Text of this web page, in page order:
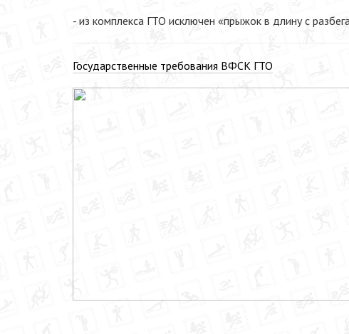
- из комплекса ГТО исключен «прыжок в длину с
Государственные требования ВФСК ГТО